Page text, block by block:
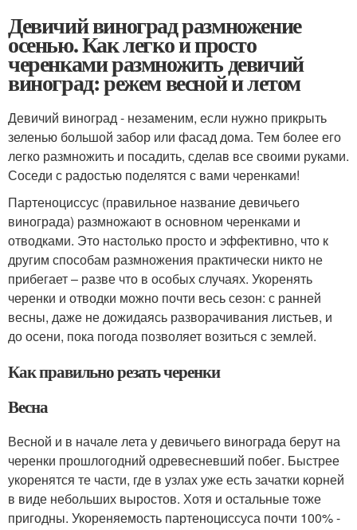
Девичий виноград размножение
осенью. Как легко и просто
черенками размножить девичий
виноград: режем весной и летом
Девичий виноград - незаменим, если нужно прикрыть
зеленью большой забор или фасад дома. Тем более его
легко размножить и посадить, сделав все своими руками.
Соседи с радостью поделятся с вами черенками!
Партеноциссус (правильное название девичьего
винограда) размножают в основном черенками и
отводками. Это настолько просто и эффективно, что к
другим способам размножения практически никто не
прибегает – разве что в особых случаях. Укоренять
черенки и отводки можно почти весь сезон: с ранней
весны, даже не дожидаясь разворачивания листьев, и
до осени, пока погода позволяет возиться с землей.
Как правильно резать черенки
Весна
Весной и в начале лета у девичьего винограда берут на
черенки прошлогодний одревесневший побег. Быстрее
укоренятся те части, где в узлах уже есть зачатки корней
в виде небольших выростов. Хотя и остальные тоже
пригодны. Укореняемость партеноциссуса почти 100% -